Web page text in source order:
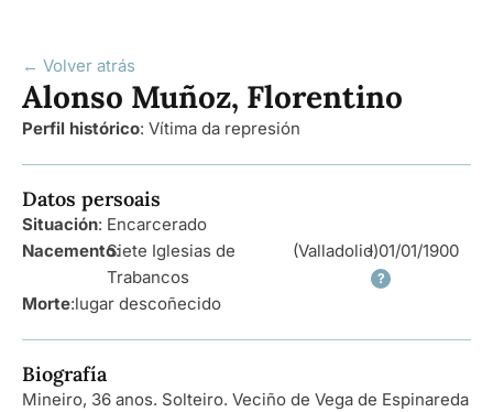
← Volver atrás
Alonso Muñoz, Florentino
Perfil histórico: Vítima da represión
Datos persoais
Situación: Encarcerado
Nacemento:
Siete Iglesias de
Trabancos
(Valladolid)- 01/01/1900
?
Morte:lugar descoñecido
Biografía
Mineiro, 36 anos. Solteiro. Veciño de Vega de Espinareda